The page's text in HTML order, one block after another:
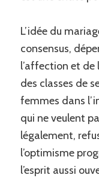
L’idée du
consensus,
l’affection et
des classes de
femmes dans
qui ne veulent
légalement,
l’optimisme
l’esprit aussi